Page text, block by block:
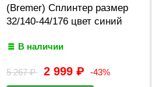
(Bremer) Сплинтер размер
32/140-44/176 цвет синий
В наличии
5 267₽ 2 999₽ -43%